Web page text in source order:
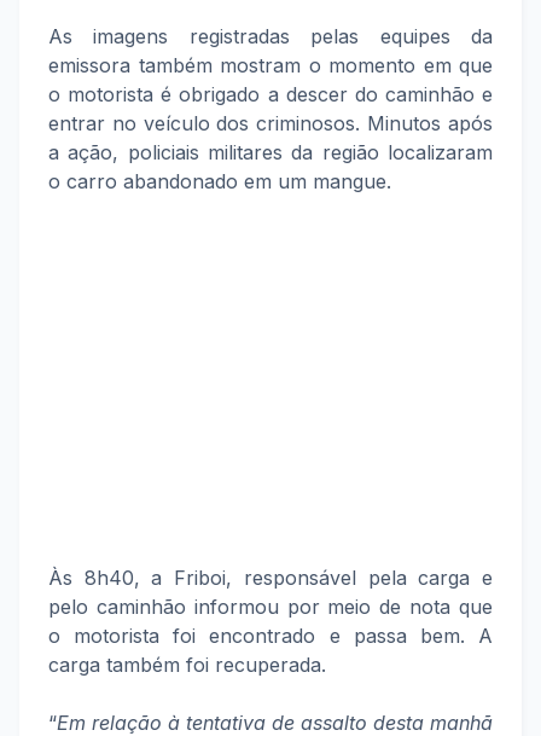
As imagens registradas pelas equipes da
emissora também mostram o momento em que
o motorista é obrigado a descer do caminhão e
entrar no veículo dos criminosos. Minutos após
a ação, policiais militares da região localizaram
o carro abandonado em um mangue.
Às 8h40, a Friboi, responsável pela carga e
pelo caminhão informou por meio de nota que
o motorista foi encontrado e passa bem. A
carga também foi recuperada.
“Em relação à tentativa de assalto desta manhã